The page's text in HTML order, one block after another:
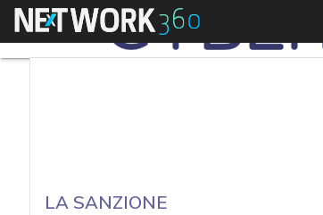
Menu
LA SANZIONE